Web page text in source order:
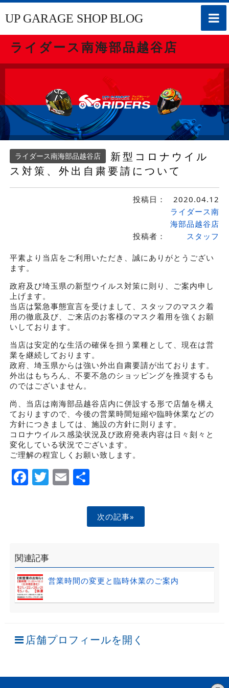
toggle
UP GARAGE SHOP BLOG
ライダース南海部品越谷店
ライダース南海部品越谷店
新型コロナウイル
ス対策、外出自粛要請について
投稿日： 2020.04.12
投稿者：
ライダース南
海部品越谷店
スタッフ
平素より当店をご利用いただき、誠にありがとうござい
ます。
政府及び埼玉県の新型ウイルス対策に則り、ご案内申し
上げます。
当店は緊急事態宣言を受けまして、スタッフのマスク着
用の徹底及び、ご来店のお客様のマスク着用を強くお願
いしております。
当店は安定的な生活の確保を担う業種として、現在は営
業を継続しております。
政府、埼玉県からは強い外出自粛要請が出ております。
外出はもちろん、不要不急のショッピングを推奨するも
のではございません。
尚、当店は南海部品越谷店内に併設する形で店舗を構え
ておりますので、今後の営業時間短縮や臨時休業などの
方針につきましては、施設の方針に則ります。
コロナウイルス感染状況及び政府発表内容は日々刻々と
変化している状況でございます。
ご理解の程宜しくお願い致します。
Facebook
Twitter
EmailShare
次の記事»
関連記事
営業時間の変更と臨時休業のご案内
店舗プロフィールを開く